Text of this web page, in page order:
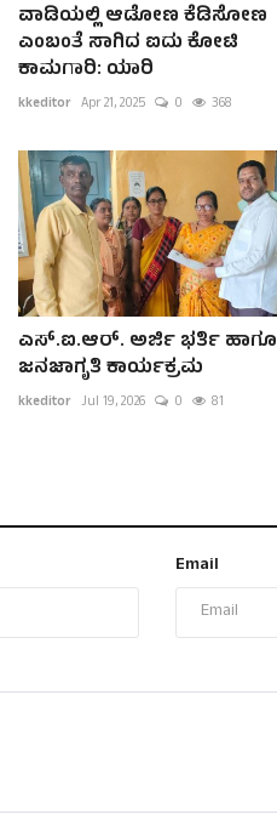
ವಾಡಿಯಲ್ಲಿ ಆಡೋಣ ಕೆಡಿಸೋಣ
ಎಂಬಂತೆ ಸಾಗಿದ ಐದು ಕೋಟಿ
ಕಾಮಗಾರಿ: ಯಾರಿ
kkeditor Apr 21, 2025 0 368
ಎಸ್.ಐ.ಆರ್. ಅರ್ಜಿ ಭರ್ತಿ ಹಾಗೂ
ಜನಜಾಗೃತಿ ಕಾರ್ಯಕ್ರಮ
kkeditor Jul 19, 2026 0 81
Email